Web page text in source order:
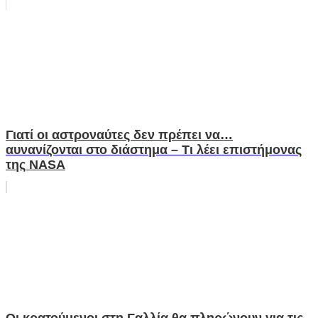
Γιατί οι αστροναύτες δεν πρέπει να…
αυνανίζονται στο διάστημα – Τι λέει επιστήμονας
της NASA